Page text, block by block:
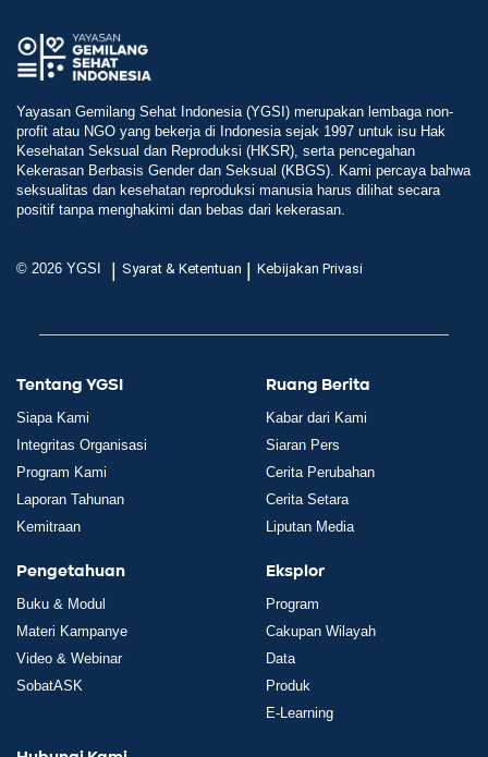
Yayasan Gemilang Sehat Indonesia (YGSI) merupakan lembaga non-
profit atau NGO yang bekerja di Indonesia sejak 1997 untuk isu Hak
Kesehatan Seksual dan Reproduksi (HKSR), serta pencegahan
Kekerasan Berbasis Gender dan Seksual (KBGS). Kami percaya bahwa
seksualitas dan kesehatan reproduksi manusia harus dilihat secara
positif tanpa menghakimi dan bebas dari kekerasan.
© 2026 YGSI | Syarat & Ketentuan | Kebijakan Privasi
Tentang YGSI
Siapa Kami
Integritas Organisasi
Program Kami
Laporan Tahunan
Kemitraan
Ruang Berita
Kabar dari Kami
Siaran Pers
Cerita Perubahan
Cerita Setara
Liputan Media
Pengetahuan
Buku & Modul
Materi Kampanye
Video & Webinar
SobatASK
Eksplor
Program
Cakupan Wilayah
Data
Produk
E-Learning